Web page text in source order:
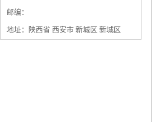
邮编：
地址：陕西省 西安市 新城区 新城区